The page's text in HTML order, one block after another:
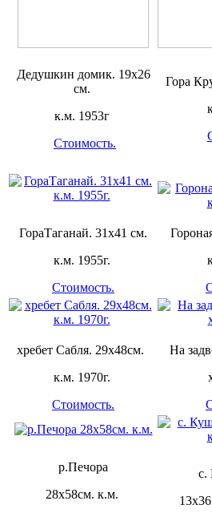
Дедушкин домик. 19х26
см.
к.м. 1953г
Стоимость.
Гора
ГораТаганай. 31х41 см.
к.м. 1955г.
Стоимость.
хребет Сабля. 29х48см.
к.м. 1970г.
Стоимость.
На
р.Печора
28х58см. к.м.
с.